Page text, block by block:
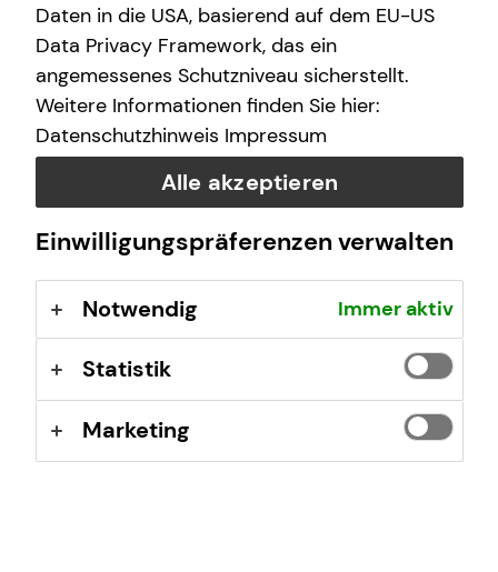
Versicherungsvertrag (VVG), Verordnung über die
Versicherungsvermittlung und -beratung (VersVermV),
abrufbar unterwww.gesetze-im-internet.de
Erlaubnis nach § 34f GewO ​
Aufsichtsbehörde:
Stadtverwaltung Jena Fachdienst Kommunale Ordnung
Team Gewerbe
Am Anger 28
07743 Jena
Berufsbezeichnung: Finanzanlagenvermittler nach § 34f
Abs. 1 Satz 1 Nr. 1 GewO Bundesrepublik Deutschland
Daten in die USA, basierend auf dem EU-US
Data Privacy Framework, das ein
angemessenes Schutzniveau sicherstellt.
Weitere Informationen finden Sie hier:
Datenschutzhinweis Impressum
Alle akzeptieren
Einwilligungspräferenzen verwalten
Notwendig Immer aktiv
Statistik
Marketing